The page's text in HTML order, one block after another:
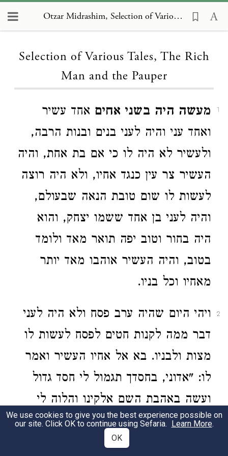
Otzar Midrashim, Selection of Various Tales, The Rich Man and the Pauper
Selection of Various Tales, The Rich
Man and the Pauper
1 מעשה היה בשני אחים אחד עשיר
ואחד עני והיה לעני בנים ובנות הרבה,
ולעשיר לא היה לו כי אם בת אחת, והיה
העשיר צר עין כנגד אחיו, ולא היה רוצה
לעשות לו שום טובת הנאה שבעולם,
והיה לעני בן אחד ששמו יצחק, והוא
היה בחור וטוב יפה תואר מאד ולומד
בטוב, והיה העשיר אוהבו מאד יותר
מאחיו וכל בניו.
2
ויהי היום שהיה ערב פסח ולא היה לעני
דבר ממה לקנות חטים לפסח לעשות לו
מצות ולבניו. בא אל אחיו העשיר ואמר
לו: "אדוני, בחסדך תגמול לי חסד גדול
ועשה באהבת השם אלקינו והלוה לי
כור של חטים לפרנס אותי וביתי בזה
We use cookies to give you the best experience possible on
our site. Click OK to continue using Sefaria. Learn More.
OK